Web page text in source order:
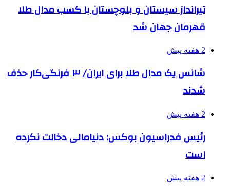
تیرانداز سیستان و بلوچستان با کسب مدال طلا
قهرمان جهان شد
2 هفته پیش
شانس یک مدال طلا برای ایران/ ۳ فرنگی‌کار حذف
شدند
2 هفته پیش
رئیس فدراسیون بوکس: دنیامالی دخالت نکرده
است
2 هفته پیش